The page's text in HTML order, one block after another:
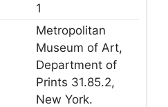
1
Metropolitan
Museum of Art,
Department of
Prints 31.85.2,
New York.